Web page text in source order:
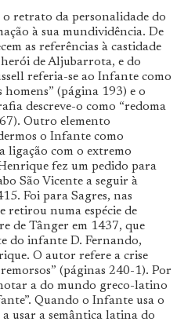
retrato da personalidade do
à sua mundividência. De
as referências à castidade
de Aljubarrota, e do
referia-se ao Infante como
homens” (página 193) e o
descreve-o como “redoma
Outro elemento
o Infante como
ligação com o extremo
fez um pedido para
São Vicente a seguir à
Foi para Sagres, nas
retirou numa espécie de
de Tânger em 1437, que
do infante D. Fernando,
O autor refere a crise
(páginas 240-1). Por
a do mundo greco-latino
Quando o Infante usa o
usar a semântica latina do